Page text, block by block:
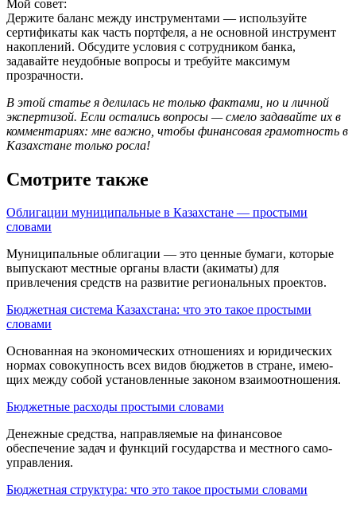
Мой совет:
Держите баланс между инструментами — используйте
сертификаты как часть портфеля, а не основной инструмент
накоплений. Обсудите условия с сотрудником банка,
задавайте неудобные вопросы и требуйте максимум
прозрачности.
В этой статье я делилась не только фактами, но и личной
экспертизой. Если остались вопросы — смело задавайте их в
комментариях: мне важно, чтобы финансовая грамотность в
Казахстане только росла!
Смотрите также
Облигации муниципальные в Казахстане — простыми
словами
Муниципальные облигации — это ценные бумаги, которые
выпускают местные органы власти (акиматы) для
привлечения средств на развитие региональных проектов.
Бюджетная система Казахстана: что это такое простыми
словами
Основанная на эко­номических отношениях и юридических
нормах со­вокупность всех видов бюджетов в стране, имею­
щих между собой установленные законом взаимоотношения.
Бюджетные расходы простыми словами
Денежные средства, направляемые на финансовое
обеспечение за­дач и функций государства и местного само­
управления.
Бюджетная структура: что это такое простыми словами